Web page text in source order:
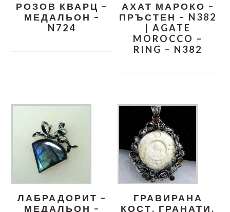
РОЗОВ КВАРЦ –
МЕДАЛЬОН –
N724
АХАТ МАРОКО –
ПРЪСТЕН – N382
| AGATE
MOROCCO –
RING – N382
ЛАБРАДОРИТ –
МЕДАЛЬОН –
ГРАВИРАНА
КОСТ, ГРАНАТИ,